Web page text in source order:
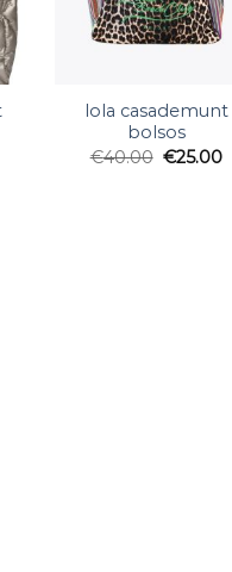
lola casademunt
bolsos
€40.00 €25.00